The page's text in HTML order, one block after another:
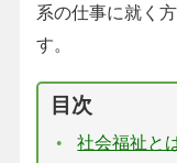
系の仕事に就く
す。
目次
社会福祉と